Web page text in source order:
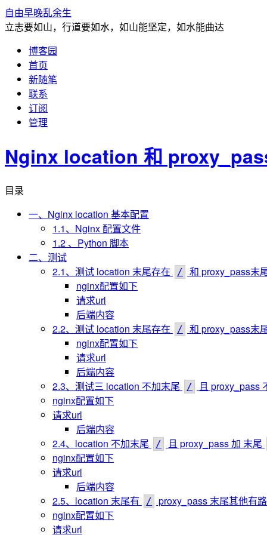
自由早晚乱余生
立志要如山，行道要如水，如山能坚定，如水能曲达
博客园
首页
新随笔
联系
订阅
管理
Nginx location 和
目录
一、Nginx location 基本配置
1.1、Nginx 配置文件
1.2 、Python 脚本
二、测试
2.1、测试 location 末尾存在
/
和 proxy_pass末
nginx配置如下
请求url
后端内容
2.2、测试 location 末尾存在
/
和 proxy_pass末
nginx配置如下
请求url
后端内容
2.3、测试三 location 不加末尾
/
且 proxy_pass
nginx配置如下
请求url
后端内容
2.4、location 不加末尾
/
且 proxy_pass 加 末尾
nginx配置如下
请求url
后端内容
2.5、location 末尾有
/
proxy_pass 末尾其他有
nginx配置如下
请求url